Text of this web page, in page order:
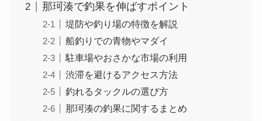
那珂湊で釣果を伸ばすポイント
堤防や釣り場の特徴を解説
船釣りでの青物やマダイ
駐車場やおさかな市場の利用
渋滞を避けるアクセス方法
釣れるタックルの選び方
那珂湊の釣果に関するまとめ